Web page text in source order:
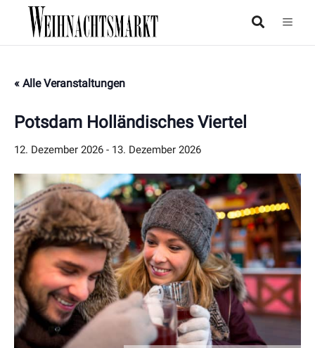
« Alle Veranstaltungen
Potsdam Holländisches Viertel
12. Dezember 2026 - 13. Dezember 2026